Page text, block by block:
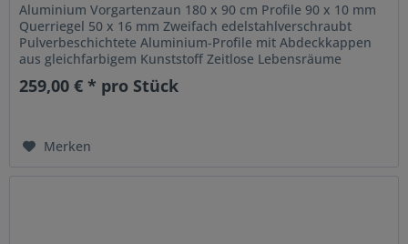
Aluminium Vorgartenzaun 180 x 90 cm Profile 90 x 10 mm
Querriegel 50 x 16 mm Zweifach edelstahlverschraubt
Pulverbeschichtete Aluminium-Profile mit Abdeckkappen
aus gleichfarbigem Kunststoff Zeitlose Lebensräume
erfordern zeitlose Zäune:...
259,00 € * pro Stück
Merken